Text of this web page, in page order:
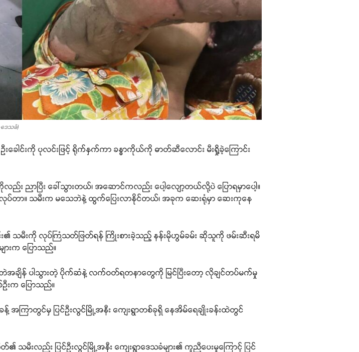
ေသခံ)
ခေါင်းကို ပုလင်းဖြင့် ရိုက်နှက်ကာ ခန္ဓာကိုယ်ကို ဓာတ်ဆီလောင်း မီးရှို့ခဲ့ကြောင်း
ညာပြီး ခေါ်သွားတယ်၊ အဆောင်ကလည်း ပေါ့လျော့တယ်လို့ပဲ ပြောရမှာပေါ့။
လုပ်တာ။ သမီးက မသေဘဲနဲ့ ထွက်ပြေးလာနိုင်တယ်၊ အခုက ဆေးရုံမှာ ဆေးကုနေ
သမီးကို လုပ်ကြံသတ်ဖြတ်ရန် ကြိုးစားခဲ့သည့် နန်းမိုဟွမ်ခမ်း ဆိုသူကို ဖမ်းဆီးရမိ
ားက ပြောသည်။
အချိန် ပါသွားတဲ့ ပိုက်ဆံနဲ့ လက်ဝတ်ရတနာတွေကို မြင်ပြီးတော့ လိုချင်တပ်မက်မှု
က ပြောသည်။
ြာတွင်မှ ပြင်ဦးလွင်မြို့အနီး ကျေးရွာတစ်ခုရှိ နေအိမ်ရေချိုးခန်းထဲတွင်
မီးလည်း ပြင်ဦးလွင်မြို့အနီး ကျေးရွာဒေသခံများ၏ ကူညီပေးမှုကြောင့် ပြင်